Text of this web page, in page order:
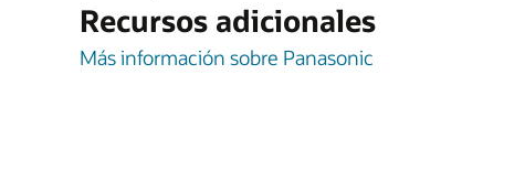
Recursos adicionales
Más información sobre Panasonic